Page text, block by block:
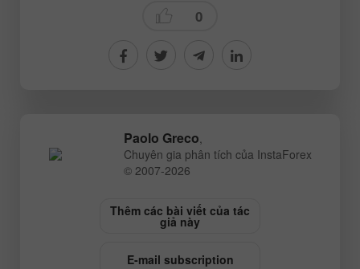
0
Paolo Greco,
Chuyên gia phân tích của InstaForex
© 2007-2026
Thêm các bài viết của tác
giả này
E-mail subscription